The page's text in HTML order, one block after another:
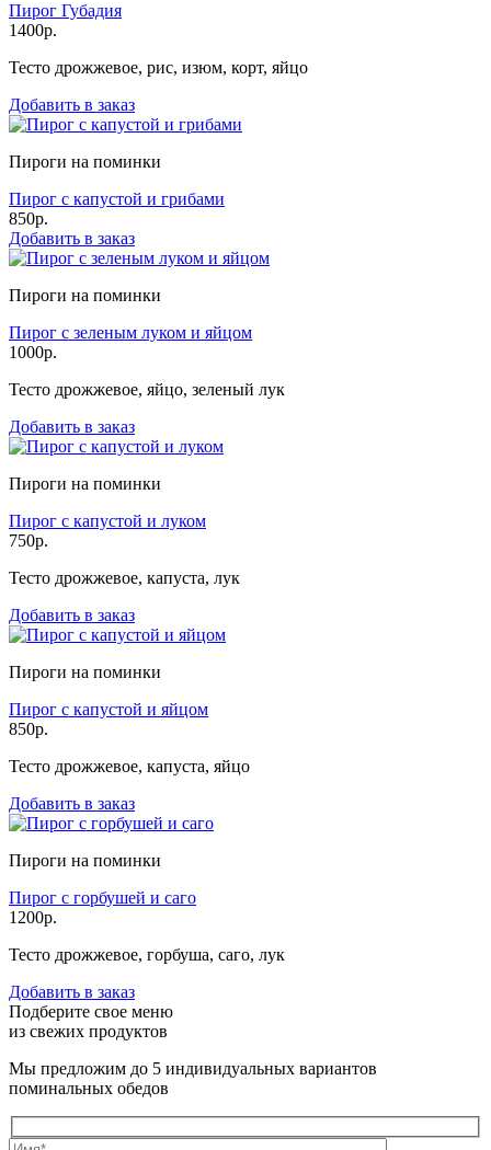
Пирог Губадия
1400р.
Тесто дрожжевое, рис, изюм, корт, яйцо
Добавить в заказ
Пироги на поминки
Пирог с капустой и грибами
850р.
Добавить в заказ
Пироги на поминки
Пирог с зеленым луком и яйцом
1000р.
Тесто дрожжевое, яйцо, зеленый лук
Добавить в заказ
Пироги на поминки
Пирог с капустой и луком
750р.
Тесто дрожжевое, капуста, лук
Добавить в заказ
Пироги на поминки
Пирог с капустой и яйцом
850р.
Тесто дрожжевое, капуста, яйцо
Добавить в заказ
Пироги на поминки
Пирог с горбушей и саго
1200р.
Тесто дрожжевое, горбуша, саго, лук
Добавить в заказ
Подберите свое меню
из свежих продуктов
Мы предложим до 5 индивидуальных вариантов
поминальных обедов